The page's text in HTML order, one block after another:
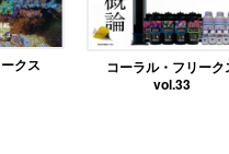
クス
コーラル・フリーク
vol.33